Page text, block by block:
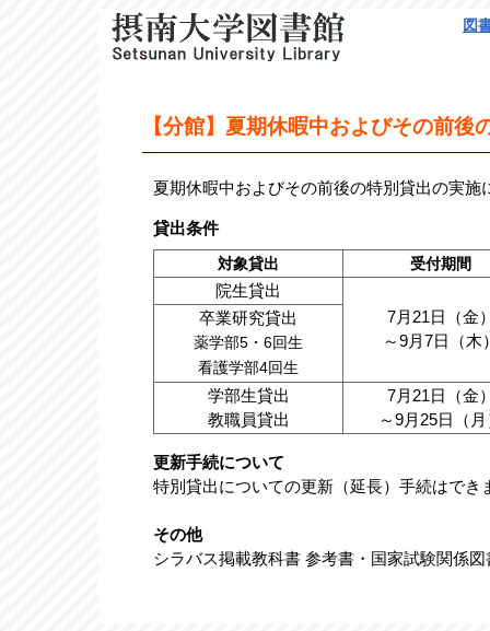
図
【分館】夏期休暇中およびその前
夏期休暇中およびその前後の特別貸出の実
貸出条件
対象貸出 受付期間
院生貸出
7月21日（金
～9月7日（木
卒業研究貸出
薬学部5・6回生
看護学部4回生
学部生貸出
教職員貸出
7月21日（金
～9月25日（
更新手続について
特別貸出についての更新（延長）手続はでき
その他
シラバス掲載教科書 参考書・国家試験関係